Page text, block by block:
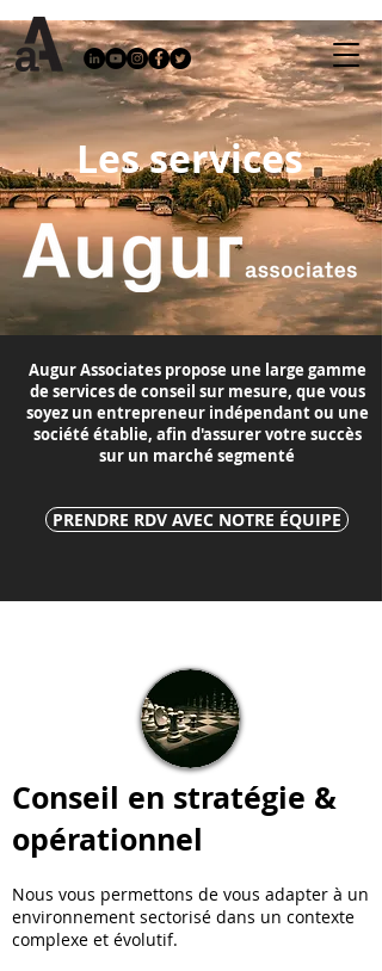
Les services
Augur Associates propose une large gamme
de services de conseil sur mesure, que vous
soyez un entrepreneur indépendant ou une
société établie, afin d'assurer votre succès
sur un marché segmenté
PRENDRE RDV AVEC NOTRE ÉQUIPE
Conseil en stratégie &
opérationnel
Nous vous permettons de vous adapter à un
environnement sectorisé dans un contexte
complexe et évolutif.